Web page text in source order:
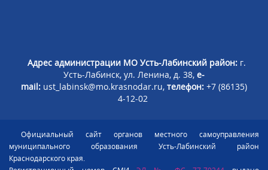
Адрес администрации МО Усть-Лабинский район: г.
Усть-Лабинск, ул. Ленина, д. 38, e-
mail: ust_labinsk@mo.krasnodar.ru, телефон: +7 (86135)
4-12-02
Официальный сайт органов местного самоуправления
муниципального образования Усть-Лабинский район
Краснодарского края.